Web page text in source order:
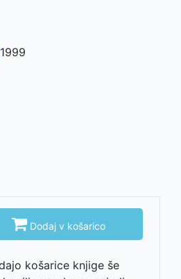
1999
 Dodaj v košarico
košarice knjige še